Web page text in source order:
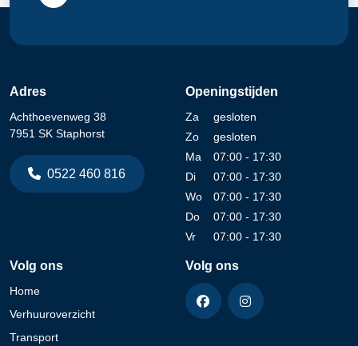
Adres
Achthoevenweg 38
7951 SK Staphorst
0522 460 816
Openingstijden
Za
gesloten
Zo
gesloten
Ma
07:00 - 17:30
Di
07:00 - 17:30
Wo
07:00 - 17:30
Do
07:00 - 17:30
Vr
07:00 - 17:30
Volg ons
Home
Verhuuroverzicht
Transport
Volg ons